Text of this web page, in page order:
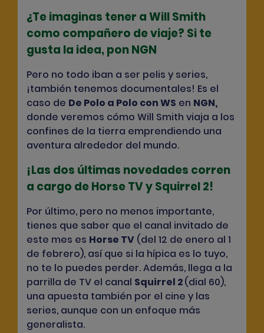
¿Te imaginas tener a Will Smith
como compañero de viaje? Si te
gusta la idea, pon NGN
Pero no todo iban a ser pelis y series,
¡también tenemos documentales! Es el
caso de De Polo a Polo con WS en NGN,
donde veremos cómo Will Smith viaja a los
confines de la tierra emprendiendo una
aventura alrededor del mundo.
¡Las dos últimas novedades corren
a cargo de Horse TV y Squirrel 2!
Por último, pero no menos importante,
tienes que saber que el canal invitado de
este mes es Horse TV (del 12 de enero al 1
de febrero), así que si la hípica es lo tuyo,
no te lo puedes perder. Además, llega a la
parrilla de TV el canal Squirrel 2(dial 60),
una apuesta también por el cine y las
series, aunque con un enfoque más
generalista.